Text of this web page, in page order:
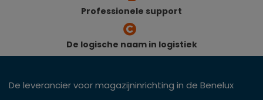
Professionele support
De logische naam in logistiek
De leverancier voor magazijninrichting in de Benelux